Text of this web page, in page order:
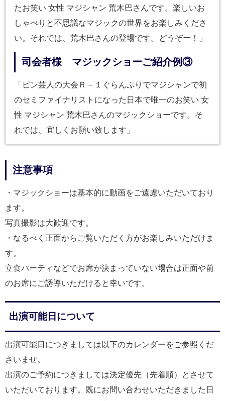
たお笑い 女性 マジシャン 荒木巴さんです。楽しいお
しゃべりと不思議なマジックの世界をお楽しみくださ
い。それでは、荒木巴さんの登場です。どうぞー！」
司会者様 マジックショーご紹介例③
「ピン芸人の大会Ｒ－１ぐらんぷりでマジシャンで初
のセミファイナリストになった日本で唯一のお笑い 女
性 マジシャン 荒木巴さんのマジックショーです。そ
れでは、宜しくお願い致します」
注意事項
・マジックショーは基本的に動画をご遠慮いただいており
ます。
写真撮影は大歓迎です。
・なるべく正面からご覧いただく方がお楽しみいただけま
す。
立食パーティなどでお席が決まっていない場合は正面や前
のお席にご誘導いただけると幸いです。
出演可能日について
出演可能日につきましては以下のカレンダーをご参照くだ
さいませ。
出演のご予約につきましては決定優先（先着順）とさせて
いただいております。既にお問い合わせいただきました日